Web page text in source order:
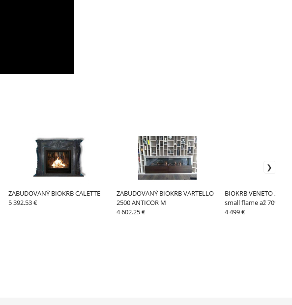
ZABUDOVANÝ BIOKRB CALETTE
5 392.53 €
ZABUDOVANÝ BIOKRB VARTELLO
2500 ANTICOR M
4 602.25 €
BIOKRB VENETO 230
small flame až 70%
bioalkoholu
4 499 €